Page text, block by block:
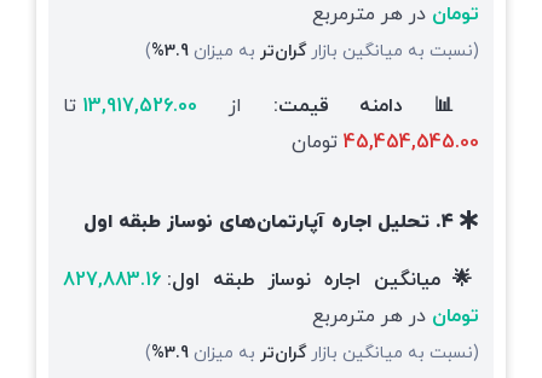
تومان در هر مترمربع
(نسبت به میانگین بازارگران‌تر به میزان 3.9%
)
📊 دامنه قیمت: از 13,917,526.00 تا
45,454,545.00 تومان
🌟 میانگین اجاره نوساز طبقه اول: 827,883.16
تومان در هر مترمربع
(نسبت به میانگین بازارگران‌تر به میزان 3.9%
)